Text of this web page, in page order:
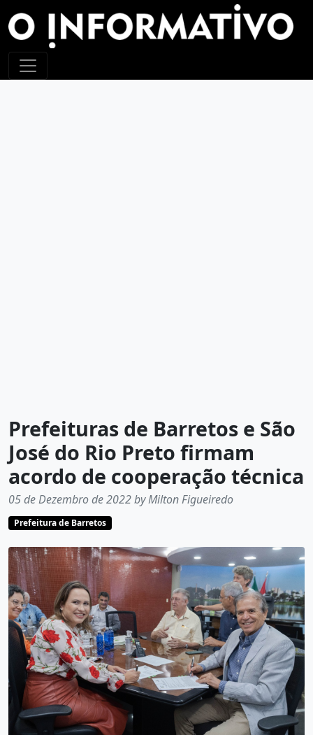
Prefeituras de Barretos e São
José do Rio Preto firmam
acordo de cooperação técnica
05 de Dezembro de 2022 by Milton Figueiredo
Prefeitura de Barretos